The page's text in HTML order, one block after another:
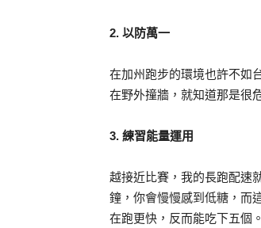
2. 以防萬一
在加州跑步的環境也許不如
在野外撞牆，就知道那是很
3. 練習能量運用
越接近比賽，我的長跑配速
鐘，你會慢慢感到低糖，而
在跑更快，反而能吃下五個